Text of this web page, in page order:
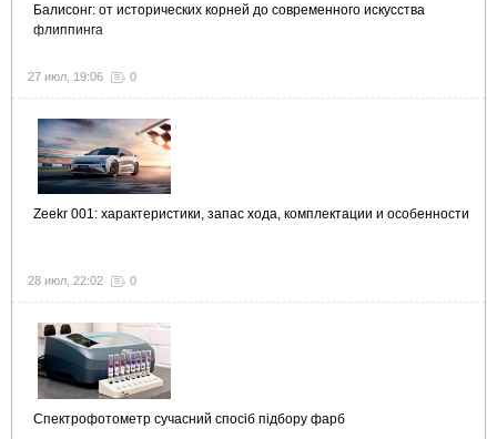
Балисонг: от исторических корней до современного искусства
флиппинга
27 июл, 19:06 0
Zeekr 001: характеристики, запас хода, комплектации и особенности
28 июл, 22:02 0
Спектрофотометр сучасний спосіб підбору фарб